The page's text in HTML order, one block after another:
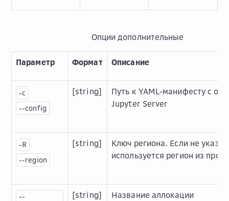
Опции дополнительные
Параметр Формат Описание
-c
--config
[string]
Путь к YAML-манифесту с
Jupyter Server
-R
--region
[string]
Ключ региона. Если не
используется регион из
--
[string] Название аллокации